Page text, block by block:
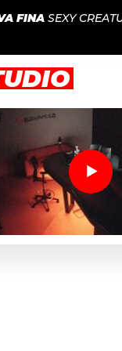
FINA SEXY
nápadníky